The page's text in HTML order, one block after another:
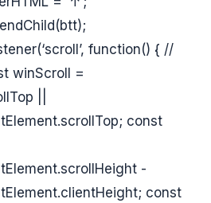
function() { //
winScroll =
||
const
-
const